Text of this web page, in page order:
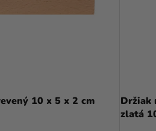
10 x 5 x 2 cm
Držiak
zlatá